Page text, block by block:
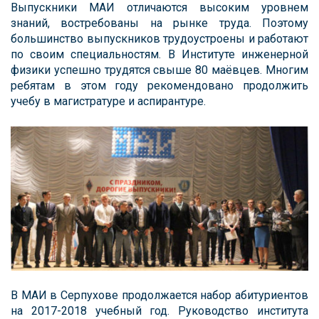
Выпускники МАИ отличаются высоким уровнем
знаний, востребованы на рынке труда. Поэтому
большинство выпускников трудоустроены и работают
по своим специальностям. В Институте инженерной
физики успешно трудятся свыше 80 маёвцев. Многим
ребятам в этом году рекомендовано продолжить
учебу в магистратуре и аспирантуре.
В МАИ в Серпухове продолжается набор абитуриентов
на 2017-2018 учебный год. Руководство института